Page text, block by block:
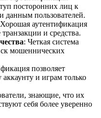
посторонних лиц к
пользователей.
аутентификация
и средства.
: Четкая система
мошеннических
позволяет
и играм только
знающие, что их
себя более уверенно